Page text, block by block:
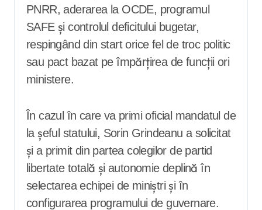
PNRR, aderarea la OCDE, programul
SAFE și controlul deficitului bugetar,
respingând din start orice fel de troc politic
sau pact bazat pe împărțirea de funcții ori
ministere.
În cazul în care va primi oficial mandatul de
la șeful statului, Sorin Grindeanu a solicitat
și a primit din partea colegilor de partid
libertate totală și autonomie deplină în
selectarea echipei de miniștri și în
configurarea programului de guvernare.